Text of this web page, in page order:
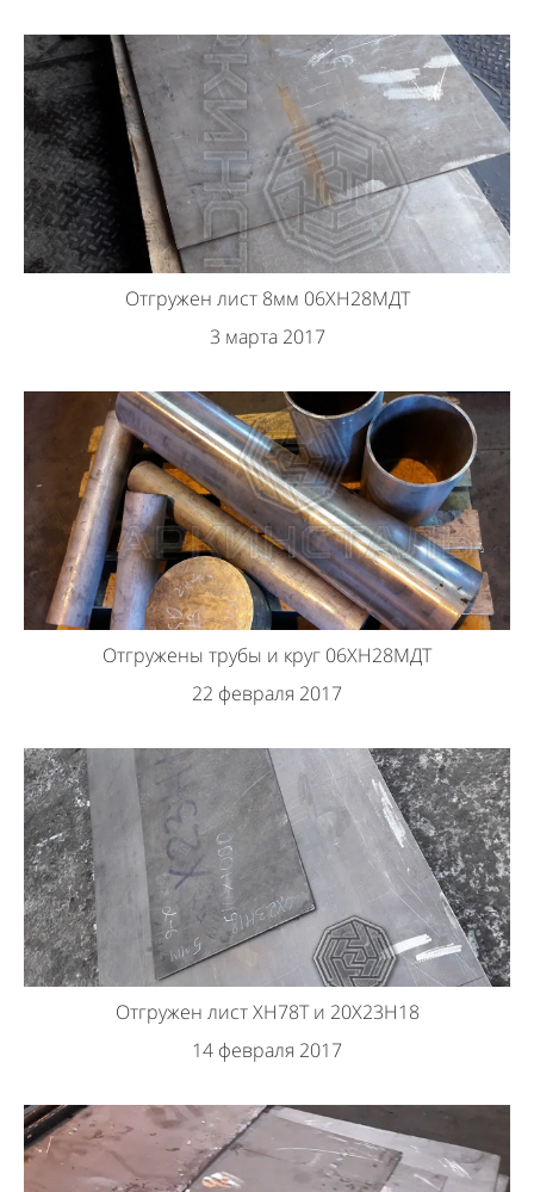
Отгружен лист 8мм 06ХН28МДТ
3 марта 2017
Отгружены трубы и круг 06ХН28МДТ
22 февраля 2017
Отгружен лист ХН78Т и 20Х23Н18
14 февраля 2017